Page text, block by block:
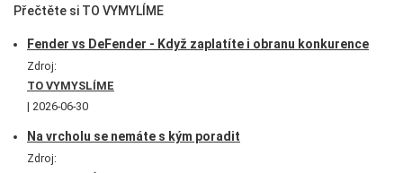
Přečtěte si TO VYMYLÍME
Fender vs DeFender - Když zaplatíte i obranu konkurence
Zdroj:
TO VYMYSLÍME
2026-06-30
Na vrcholu se nemáte s kým poradit
Zdroj: